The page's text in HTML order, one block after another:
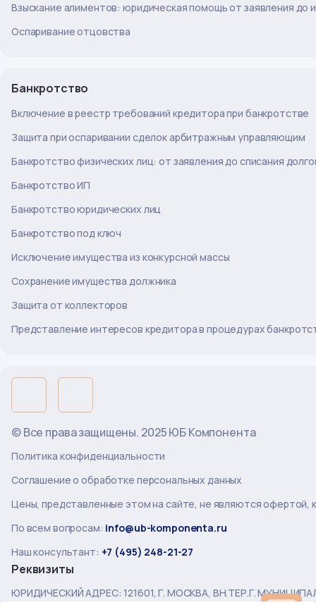
Взыскание алиментов: юридическая помощь от заявления до
Оспаривание отцовства
Банкротство
Включение в реестр требований кредитора при банкротстве
Защита при оспаривании сделок арбитражным управляющим
Банкротство физических лиц: от заявления до списания
Банкротство ИП
Банкротство юридических лиц
Банкротство под ключ
Исключение имущества из конкурсной массы
Сохранение имущества должника
Защита от коллекторов
Представление интересов кредитора в процедурах
© Все права защищены. 2025 ЮБ Компонента
Политика конфиденциальности
Соглашение о обработке персональных данных
Цены, представленные этом на сайте, не являются офертой,
По всем вопросам: info@ub-komponenta.ru
Наш консультант: +7 (495) 248-21-27
Реквизиты
ЮРИДИЧЕСКИЙ АДРЕС: 121601, Г. МОСКВА, ВН.ТЕР.Г.